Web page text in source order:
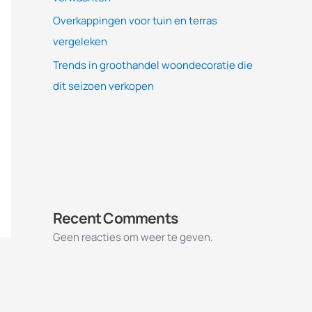
Overkappingen voor tuin en terras
vergeleken
Trends in groothandel woondecoratie die
dit seizoen verkopen
Recent Comments
Geen reacties om weer te geven.